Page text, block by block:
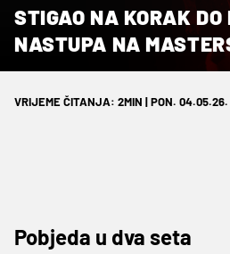
STIGAO NA KORAK DO
NASTUPA NA
VRIJEME ČITANJA: 2MIN | PON.
Pobjeda u dva seta